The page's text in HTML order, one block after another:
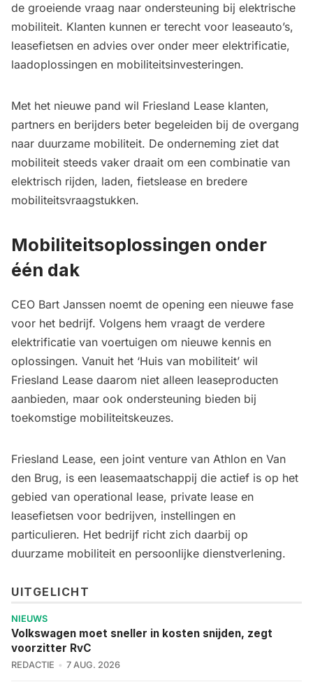
de groeiende vraag naar ondersteuning bij elektrische
mobiliteit. Klanten kunnen er terecht voor leaseauto’s,
leasefietsen en advies over onder meer elektrificatie,
laadoplossingen en mobiliteitsinvesteringen.
Met het nieuwe pand wil Friesland Lease klanten,
partners en berijders beter begeleiden bij de overgang
naar duurzame mobiliteit. De onderneming ziet dat
mobiliteit steeds vaker draait om een combinatie van
elektrisch rijden, laden, fietslease en bredere
mobiliteitsvraagstukken.
Mobiliteitsoplossingen onder
één dak
CEO Bart Janssen noemt de opening een nieuwe fase
voor het bedrijf. Volgens hem vraagt de verdere
elektrificatie van voertuigen om nieuwe kennis en
oplossingen. Vanuit het ‘Huis van mobiliteit’ wil
Friesland Lease daarom niet alleen leaseproducten
aanbieden, maar ook ondersteuning bieden bij
toekomstige mobiliteitskeuzes.
Friesland Lease, een joint venture van Athlon en Van
den Brug, is een leasemaatschappij die actief is op het
gebied van operational lease, private lease en
leasefietsen voor bedrijven, instellingen en
particulieren. Het bedrijf richt zich daarbij op
duurzame mobiliteit en persoonlijke dienstverlening.
UITGELICHT
NIEUWS
Volkswagen moet sneller in kosten snijden, zegt
voorzitter RvC
REDACTIE 7 AUG. 2026